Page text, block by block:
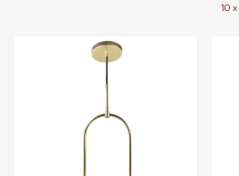
10 x